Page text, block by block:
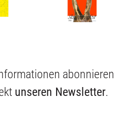
Aktuelles
abonnieren
unseren Newsletter.